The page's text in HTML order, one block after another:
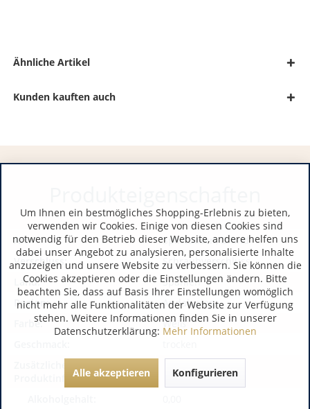
Ähnliche Artikel
Kunden kauften auch
Art:
Spirituosen, Brand
Verschluss:
Schraubverschluss
Land:
Spanien
Region:
Andalusien
Farbe:
Weiß
Produktinformationen:
Um Ihnen ein bestmögliches Shopping-Erlebnis zu bieten,
verwenden wir Cookies. Einige von diesen Cookies sind
notwendig für den Betrieb dieser Website, andere helfen uns
dabei unser Angebot zu analysieren, personalisierte Inhalte
anzuzeigen und unsere Website zu verbessern. Sie können die
Cookies akzeptieren oder die Einstellungen ändern. Bitte
beachten Sie, dass auf Basis Ihrer Einstellungen womöglich
nicht mehr alle Funktionalitäten der Website zur Verfügung
stehen. Weitere Informationen finden Sie in unserer
Datenschutzerklärung: Mehr Informationen
Alle akzeptieren Konfigurieren